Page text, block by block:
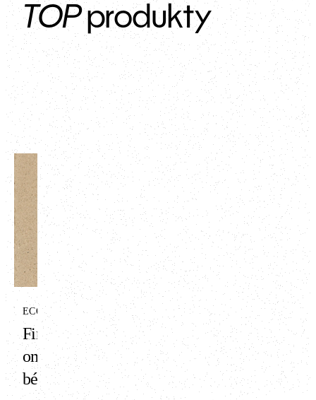
TOPprodukty
ECONOM
Finální hliněná
omítka Econom -
béžová
ART
Finální hliněná
omítka ART -
antik bílá
Dokonalý vzhled se
zachováním jedinečných
vlastností hliněných omítek.
To byl náš cíl při vytváření
série ART. Ta je určena pro
zákazníky, kteří preferují
moderní, čistou estetiku a